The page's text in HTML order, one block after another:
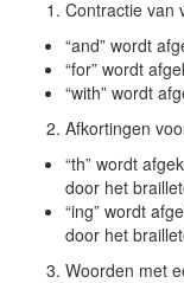
Contractie van
“and” wordt
“for” wordt
“with” wordt
Afkortingen
“th” wordt
door het
“ing” wordt
door het
Woorden met